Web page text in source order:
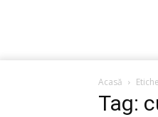
Acasă
Tag: